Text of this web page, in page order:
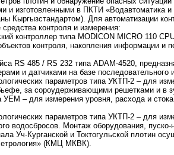
и изготовленными в ПКТИ «Водавтоматика и
Кыргызстандартом). Для автоматизации
контроля и измерения:
контроллер типа MODICON MICRO 110
контроля, накопления информации и
RS 485 / RS 232 типа ADAM-4520,
и датчиками на базе последовательного
параметров типа УКТП-2 – для
за сороудерживающими решетками и в
УЕМ – для измерения уровня, расхода и
параметров типа УКТП-2 – для
водосбросов. Монтаж оборудования,
Уч-Курганской и Токтогульской плотин
(КМЦ МКВК).